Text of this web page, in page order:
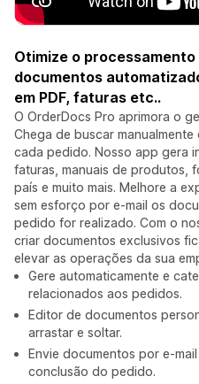
Otimize o
documentos
em PDF, faturas etc..
O OrderDocs Pro aprimora o
Chega de buscar
cada pedido. Nosso app gera
faturas, manuais de produtos,
país e muito mais. Melhore a
sem esforço por e-mail os
pedido for realizado. Com o
criar documentos exclusivos
elevar as operações da sua
Gere automaticamente e
relacionados aos pedidos.
Editor de documentos
arrastar e soltar.
Envie documentos por e-
conclusão do pedido.